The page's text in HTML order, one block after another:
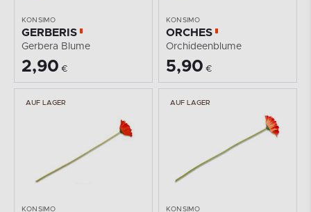
KONSIMO
GERBERIS
Gerbera Blume
2,90 €
KONSIMO
ORCHES
Orchideenblume
5,90 €
AUF LAGER
KONSIMO
AUF LAGER
KONSIMO